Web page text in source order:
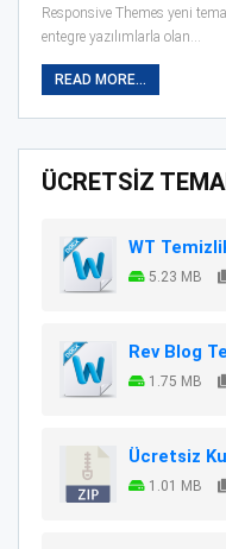
Responsive Themes yeni
entegre yazılımlarla olan…
READ MORE...
ÜCRETSİZ
WT
5.23 MB
Rev Blog
1.75 MB
Ücretsiz
1.01 MB